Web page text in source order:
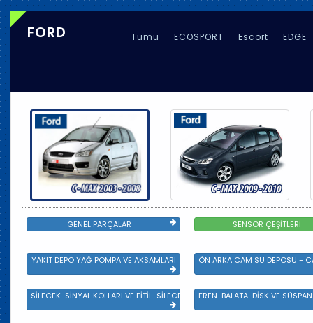
FORD Tümü ECOSPORT Escort EDGE
GENEL PARÇALAR SENSÖR ÇEŞİTLERİ
YAKIT DEPO YAĞ POMPA VE AKSAMLARI ÖN ARKA CAM SU DEPOSU -
SİLECEK-SİNYAL KOLLARI VE FİTİL-SİLECEK ÇEŞİTLERİFREN-BALATA-DİSK VE